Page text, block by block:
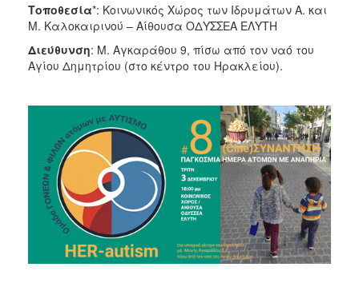
Τοποθεσία*: Κοινωνικός Χώρος των Ιδρυμάτων Α. και
Μ. Καλοκαιρινού – Αίθουσα ΟΔΥΣΣΕΑ ΕΛΥΤΗ
Διεύθυνση: Μ. Αγκαράθου 9, πίσω από τον ναό του
Αγίου Δημητρίου (στο κέντρο του Ηρακλείου).